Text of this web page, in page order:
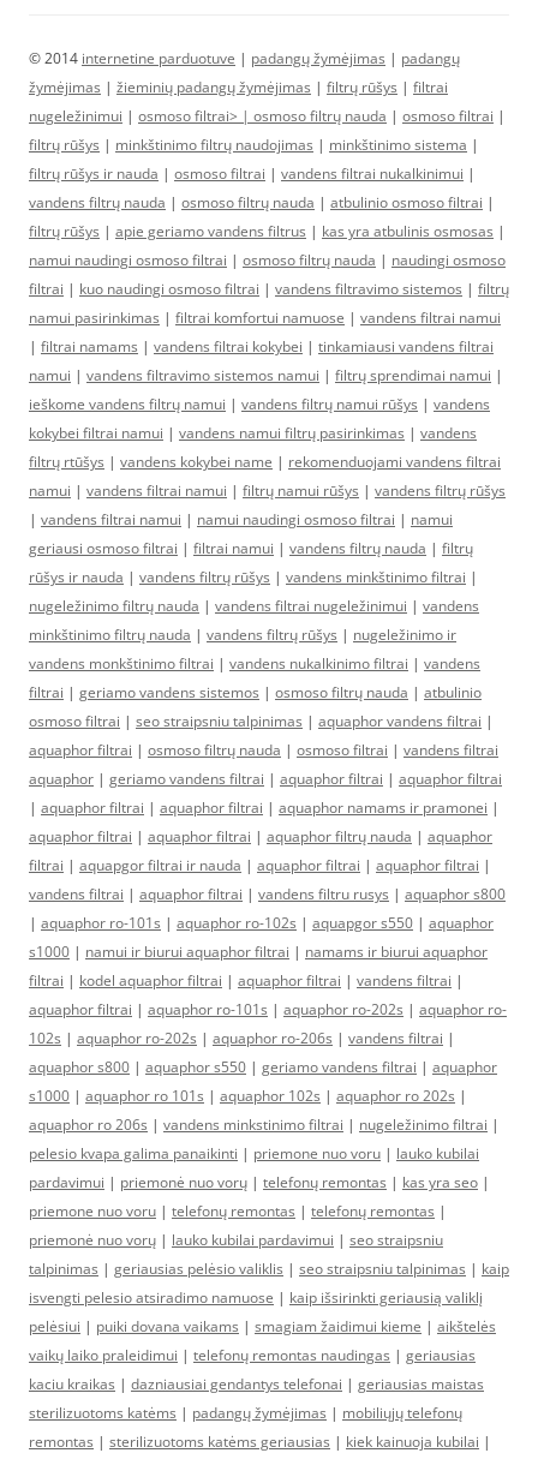
© 2014 internetine parduotuve | padangų žymėjimas | padangų
žymėjimas | žieminių padangų žymėjimas | filtrų rūšys | filtrai
nugeležinimui | osmoso filtrai> | osmoso filtrų nauda | osmoso filtrai |
filtrų rūšys | minkštinimo filtrų naudojimas | minkštinimo sistema |
filtrų rūšys ir nauda | osmoso filtrai | vandens filtrai nukalkinimui |
vandens filtrų nauda | osmoso filtrų nauda | atbulinio osmoso filtrai |
filtrų rūšys | apie geriamo vandens filtrus | kas yra atbulinis osmosas |
namui naudingi osmoso filtrai | osmoso filtrų nauda | naudingi osmoso
filtrai | kuo naudingi osmoso filtrai | vandens filtravimo sistemos | filtrų
namui pasirinkimas | filtrai komfortui namuose | vandens filtrai namui
| filtrai namams | vandens filtrai kokybei | tinkamiausi vandens filtrai
namui | vandens filtravimo sistemos namui | filtrų sprendimai namui |
ieškome vandens filtrų namui | vandens filtrų namui rūšys | vandens
kokybei filtrai namui | vandens namui filtrų pasirinkimas | vandens
filtrų rtūšys | vandens kokybei name | rekomenduojami vandens filtrai
namui | vandens filtrai namui | filtrų namui rūšys | vandens filtrų rūšys
| vandens filtrai namui | namui naudingi osmoso filtrai | namui
geriausi osmoso filtrai | filtrai namui | vandens filtrų nauda | filtrų
rūšys ir nauda | vandens filtrų rūšys | vandens minkštinimo filtrai |
nugeležinimo filtrų nauda | vandens filtrai nugeležinimui | vandens
minkštinimo filtrų nauda | vandens filtrų rūšys | nugeležinimo ir
vandens monkštinimo filtrai | vandens nukalkinimo filtrai | vandens
filtrai | geriamo vandens sistemos | osmoso filtrų nauda | atbulinio
osmoso filtrai | seo straipsniu talpinimas | aquaphor vandens filtrai |
aquaphor filtrai | osmoso filtrų nauda | osmoso filtrai | vandens filtrai
aquaphor | geriamo vandens filtrai | aquaphor filtrai | aquaphor filtrai
| aquaphor filtrai | aquaphor filtrai | aquaphor namams ir pramonei |
aquaphor filtrai | aquaphor filtrai | aquaphor filtrų nauda | aquaphor
filtrai | aquapgor filtrai ir nauda | aquaphor filtrai | aquaphor filtrai |
vandens filtrai | aquaphor filtrai | vandens filtru rusys | aquaphor s800
| aquaphor ro-101s | aquaphor ro-102s | aquapgor s550 | aquaphor
s1000 | namui ir biurui aquaphor filtrai | namams ir biurui aquaphor
filtrai | kodel aquaphor filtrai | aquaphor filtrai | vandens filtrai |
aquaphor filtrai | aquaphor ro-101s | aquaphor ro-202s | aquaphor ro-
102s | aquaphor ro-202s | aquaphor ro-206s | vandens filtrai |
aquaphor s800 | aquaphor s550 | geriamo vandens filtrai | aquaphor
s1000 | aquaphor ro 101s | aquaphor 102s | aquaphor ro 202s |
aquaphor ro 206s | vandens minkstinimo filtrai | nugeležinimo filtrai |
pelesio kvapa galima panaikinti | priemone nuo voru | lauko kubilai
pardavimui | priemonė nuo vorų | telefonų remontas | kas yra seo |
priemone nuo voru | telefonų remontas | telefonų remontas |
priemonė nuo vorų | lauko kubilai pardavimui | seo straipsniu
talpinimas | geriausias pelėsio valiklis | seo straipsniu talpinimas | kaip
isvengti pelesio atsiradimo namuose | kaip išsirinkti geriausią valiklį
pelėsiui | puiki dovana vaikams | smagiam žaidimui kieme | aikštelės
vaikų laiko praleidimui | telefonų remontas naudingas | geriausias
kaciu kraikas | dazniausiai gendantys telefonai | geriausias maistas
sterilizuotoms katėms | padangų žymėjimas | mobiliųjų telefonų
remontas | sterilizuotoms katėms geriausias | kiek kainuoja kubilai |